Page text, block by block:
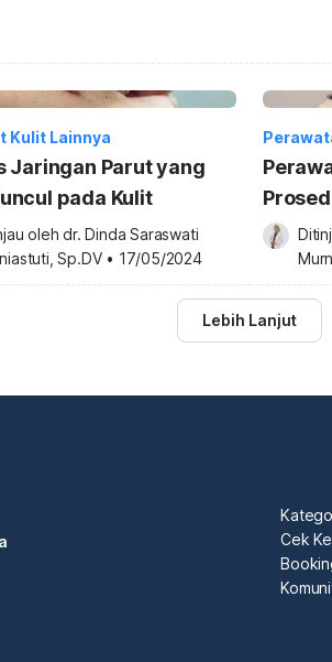
Kulit Lainnya
Jaringan Parut yang
pada Kulit
oleh dr. Dinda Saraswati
Sp.DV • 17/05/2024
Lebih Lanjut
Cek